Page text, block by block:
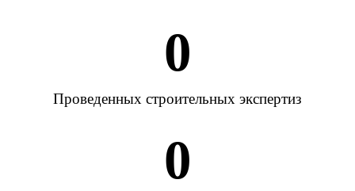
0
Проведенных строительных экспертиз
0